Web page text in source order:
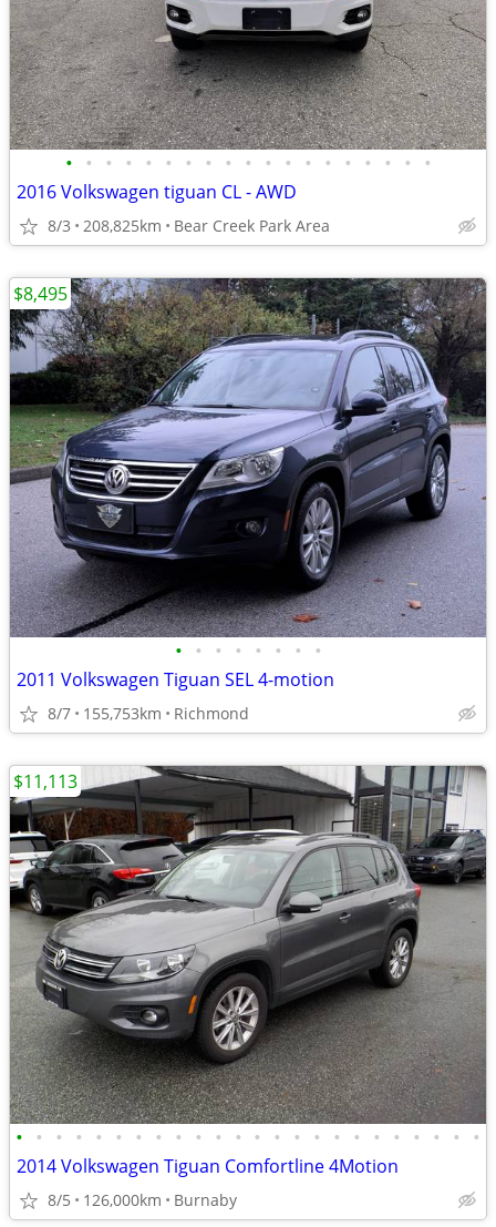
• • • • • • • • • • • • • • • • • • •
2016 Volkswagen tiguan CL - AWD
8/3 208,825km Bear Creek Park Area
• • • • • • • •
2011 Volkswagen Tiguan SEL 4-motion
8/7 155,753km Richmond
$8,495
• • • • • • • • • • • • • • • • • • • • • • • •
2014 Volkswagen Tiguan Comfortline 4Motion
8/5 126,000km Burnaby
$11,113